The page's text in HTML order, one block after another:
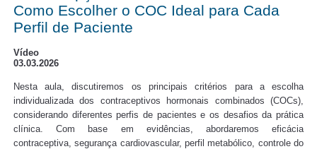
Como Escolher o COC Ideal para Cada
Perfil de Paciente
Vídeo
03.03.2026
Nesta aula, discutiremos os principais critérios para a escolha
individualizada dos contraceptivos hormonais combinados (COCs),
considerando diferentes perfis de pacientes e os desafios da prática
clínica. Com base em evidências, abordaremos eficácia
contraceptiva, segurança cardiovascular, perfil metabólico, controle do